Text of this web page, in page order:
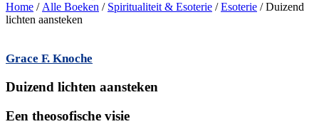
Home / Alle Boeken / Spiritualiteit & Esoterie /Esoterie / Duizend
lichten aansteken
Grace F. Knoche
Duizend lichten aansteken
Een theosofische visie